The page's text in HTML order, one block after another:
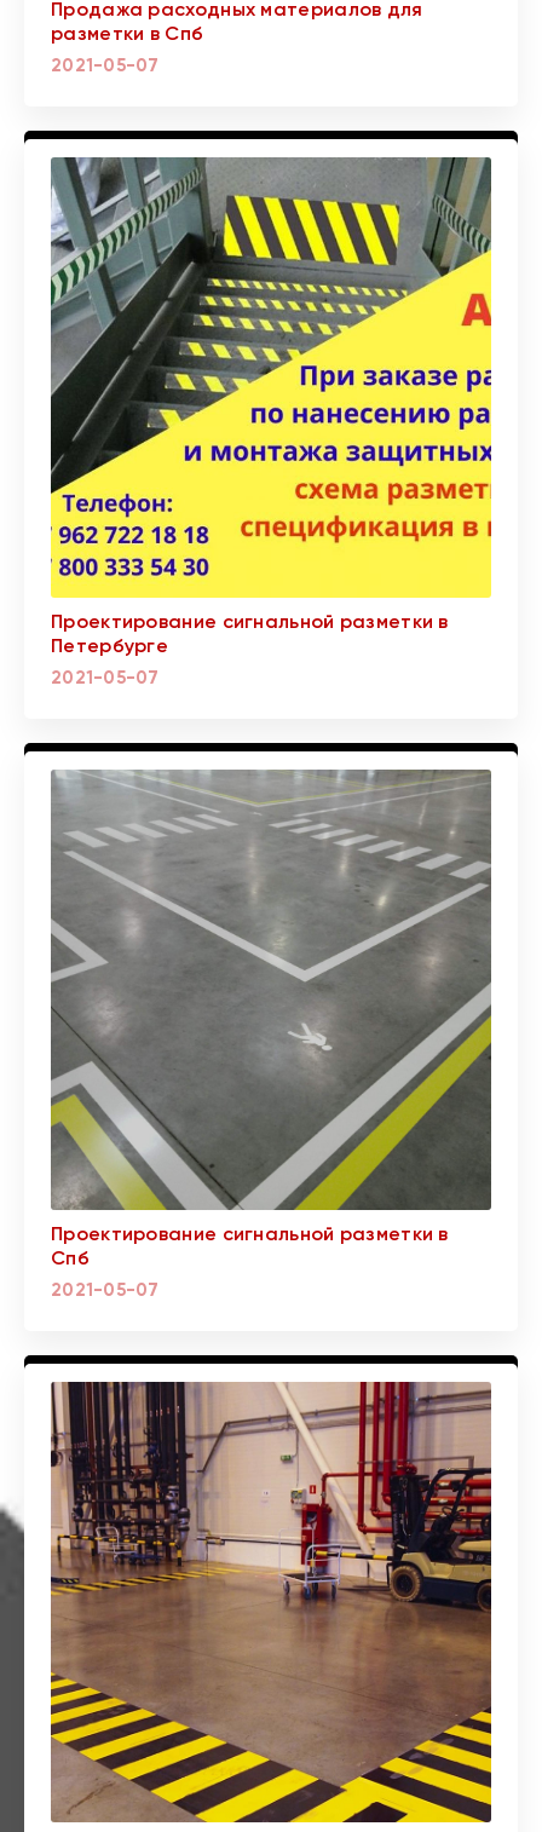
Продажа расходных материалов для
разметки в Спб
2021-05-07
Проектирование сигнальной разметки в
Петербурге
2021-05-07
Проектирование сигнальной разметки в
Спб
2021-05-07